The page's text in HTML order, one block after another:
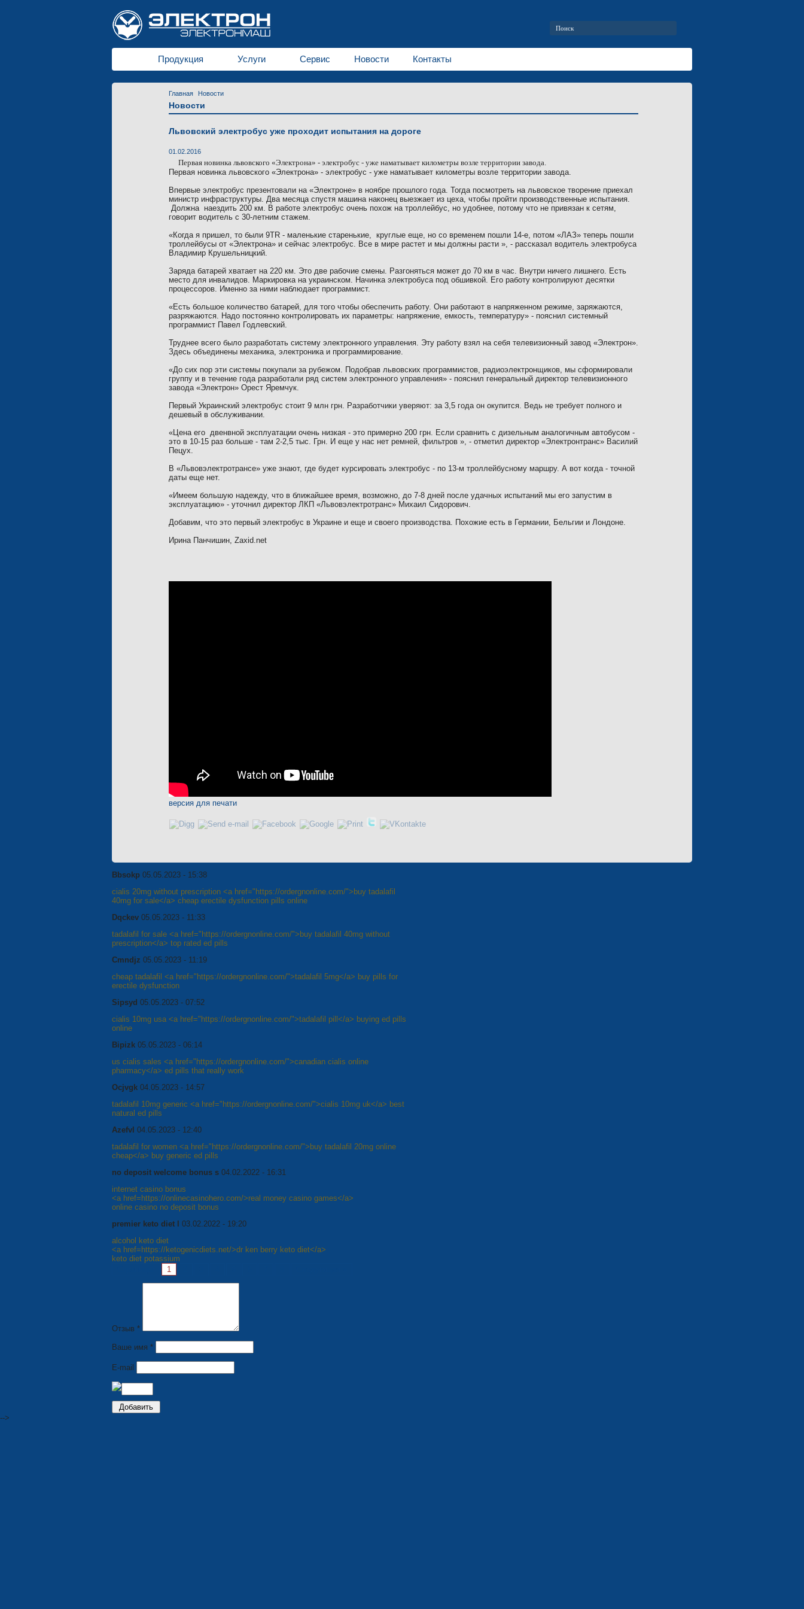
Продукция Услуги Сервис Новости Контакты
Главная Новости
Новости
Львовский электробус уже проходит испытания на дороге
01.02.2016
Первая новинка львовского «Электрона» - электробус - уже наматывает километры возле территории завода.
Первая новинка львовского «Электрона» - электробус - уже наматывает километры возле территории завода.
Впервые электробус презентовали на «Электроне» в ноябре прошлого года. Тогда посмотреть на львовское творение приехал
министр инфраструктуры. Два месяца спустя машина наконец выезжает из цеха, чтобы пройти производственные испытания.
Должна наездить 200 км. В работе электробус очень похож на троллейбус, но удобнее, потому что не привязан к сетям,
говорит водитель с 30-летним стажем.
«Когда я пришел, то были 9ТR - маленькие старенькие, круглые еще, но со временем пошли 14-е, потом «ЛАЗ» теперь пошли
троллейбусы от «Электрона» и сейчас электробус. Все в мире растет и мы должны расти », - рассказал водитель электробуса
Владимир Крушельницкий.
Заряда батарей хватает на 220 км. Это две рабочие смены. Разгоняться может до 70 км в час. Внутри ничего лишнего. Есть
место для инвалидов. Маркировка на украинском. Начинка электробуса под обшивкой. Его работу контролируют десятки
процессоров. Именно за ними наблюдает программист.
«Есть большое количество батарей, для того чтобы обеспечить работу. Они работают в напряженном режиме, заряжаются,
разряжаются. Надо постоянно контролировать их параметры: напряжение, емкость, температуру» - пояснил системный
программист Павел Годлевский.
Труднее всего было разработать систему электронного управления. Эту работу взял на себя телевизионный завод «Электрон».
Здесь объединены механика, электроника и программирование.
«До сих пор эти системы покупали за рубежом. Подобрав львовских программистов, радиоэлектронщиков, мы сформировали
группу и в течение года разработали ряд систем электронного управления» - пояснил генеральный директор телевизионного
завода «Электрон» Орест Яремчук.
Первый Украинский электробус стоит 9 млн грн. Разработчики уверяют: за 3,5 года он окупится. Ведь не требует полного и
дешевый в обслуживании.
«Цена его двенвной эксплуатации очень низкая - это примерно 200 грн. Если сравнить с дизельным аналогичным автобусом -
это в 10-15 раз больше - там 2-2,5 тыс. Грн. И еще у нас нет ремней, фильтров », - отметил директор «Электронтранс» Василий
Пецух.
В «Львовэлектротрансе» уже знают, где будет курсировать электробус - по 13-м троллейбусному маршру. А вот когда - точной
даты еще нет.
«Имеем большую надежду, что в ближайшее время, возможно, до 7-8 дней после удачных испытаний мы его запустим в
эксплуатацию» - уточнил директор ЛКП «Львовэлектротранс» Михаил Сидорович.
Добавим, что это первый электробус в Украине и еще и своего производства. Похожие есть в Германии, Бельгии и Лондоне.
Ирина Панчишин, Zaxid.net
версия для печати
Bbsokp 05.05.2023 - 15:38
cialis 20mg without prescription <a href="https://ordergnonline.com/">buy tadalafil
40mg for sale</a> cheap erectile dysfunction pills online
Dqckev 05.05.2023 - 11:33
tadalafil for sale <a href="https://ordergnonline.com/">buy tadalafil 40mg without
prescription</a> top rated ed pills
Cmndjz 05.05.2023 - 11:19
cheap tadalafil <a href="https://ordergnonline.com/">tadalafil 5mg</a> buy pills for
erectile dysfunction
Sipsyd 05.05.2023 - 07:52
cialis 10mg usa <a href="https://ordergnonline.com/">tadalafil pill</a> buying ed pills
online
Bipizk 05.05.2023 - 06:14
us cialis sales <a href="https://ordergnonline.com/">canadian cialis online
pharmacy</a> ed pills that really work
Ocjvgk 04.05.2023 - 14:57
tadalafil 10mg generic <a href="https://ordergnonline.com/">cialis 10mg uk</a> best
natural ed pills
Azefvl 04.05.2023 - 12:40
tadalafil for women <a href="https://ordergnonline.com/">buy tadalafil 20mg online
cheap</a> buy generic ed pills
no deposit welcome bonus s 04.02.2022 - 16:31
internet casino bonus
<a href=https://onlinecasinohero.com/>real money casino games</a>
online casino no deposit bonus
premier keto diet l
03.02.2022 - 19:20
alcohol keto diet
<a href=https://ketogenicdiets.net/>dr ken berry keto diet</a>
keto diet potassium
1
Отзыв *
Ваше имя *
E-mail
-->